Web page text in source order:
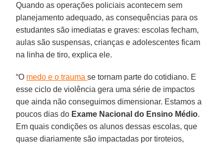
Quando as operações policiais acontecem sem
planejamento adequado, as consequências para os
estudantes são imediatas e graves: escolas fecham,
aulas são suspensas, crianças e adolescentes ficam
na linha de tiro, explica ele.
“O medo e o traumase tornam parte do cotidiano. E
esse ciclo de violência gera uma série de impactos
que ainda não conseguimos dimensionar. Estamos a
poucos dias do Exame Nacional do Ensino Médio.
Em quais condições os alunos dessas escolas, que
quase diariamente são impactadas por tiroteios,